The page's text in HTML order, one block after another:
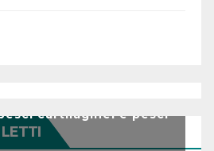
cartilaginei e pesci